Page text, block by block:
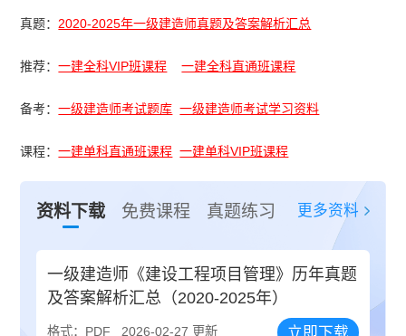
真题：2020-2025年一级建造师真题及答案解析汇总
推荐：一建全科VIP班课程 一建全科直通班课程
备考：一级建造师考试题库 一级建造师考试学习资料
课程：一建单科直通班课程 一建单科VIP班课程
资料下载 免费课程 真题练习 更多资料
一级建造师《建设工程项目管理》历年真题
及答案解析汇总（2020-2025年）
格式：PDF 2026-02-27 更新 立即下载